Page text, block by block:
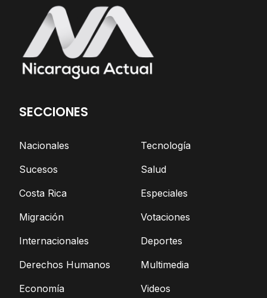
SECCIONES
Nacionales
Sucesos
Costa Rica
Migración
Internacionales
Derechos Humanos
Economía
Tecnología
Salud
Especiales
Votaciones
Deportes
Multimedia
Videos